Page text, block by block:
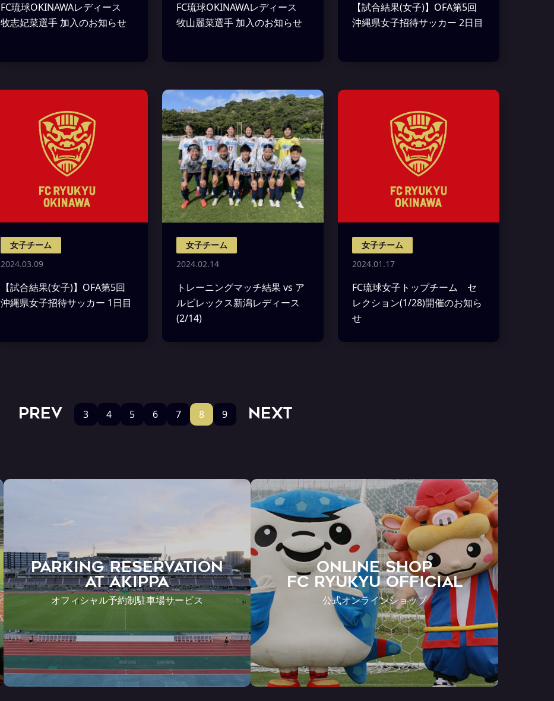
FC琉球OKINAWAレディース
牧志妃菜選手 加入のお知らせ
FC琉球OKINAWAレディース
牧山麗菜選手 加入のお知らせ
【試合結果(女子)】OFA第5回
沖縄県女子招待サッカー 2日目
女子チーム
2024.03.09
【試合結果(女子)】OFA第5回
沖縄県女子招待サッカー 1日目
女子チーム
2024.02.14
トレーニングマッチ結果 vs ア
ルビレックス新潟レディース
(2/14)
女子チーム
2024.01.17
FC琉球女子トップチーム セ
レクション(1/28)開催のお知ら
せ
PREV 3 4 5 6 7 8 9 NEXT
PARKING RESERVATION
AT Akippa
オフィシャル予約制駐車場サービス
ONLINE SHOP
FC RYUKYU OFFICIAL
公式オンラインショップ